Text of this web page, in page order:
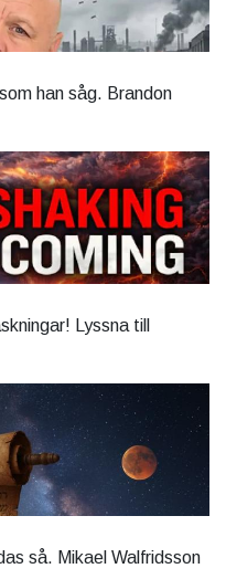
han såg. Brandon
Lyssna till
så. Mikael Walfridsson